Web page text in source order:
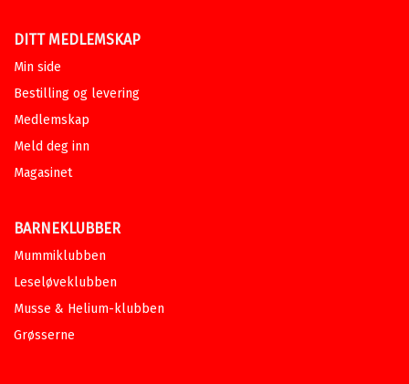
DITT MEDLEMSKAP
Min side
Bestilling og levering
Medlemskap
Meld deg inn
Magasinet
BARNEKLUBBER
Mummiklubben
Leseløveklubben
Musse & Helium-klubben
Grøsserne